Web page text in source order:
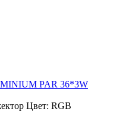
PAR 36*3W
Цвет: RGB